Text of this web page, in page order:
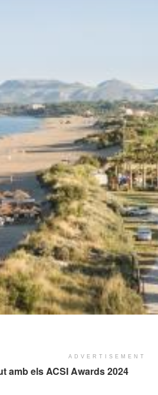
ADVERTISEMENT
amb els ACSI Awards 2024